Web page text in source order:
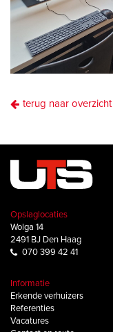
terug naar overzicht
Opslaglocaties
Wolga 14
2491 BJ Den Haag
070 399 42 41
Informatie
Erkende verhuizers
Referenties
Vacatures